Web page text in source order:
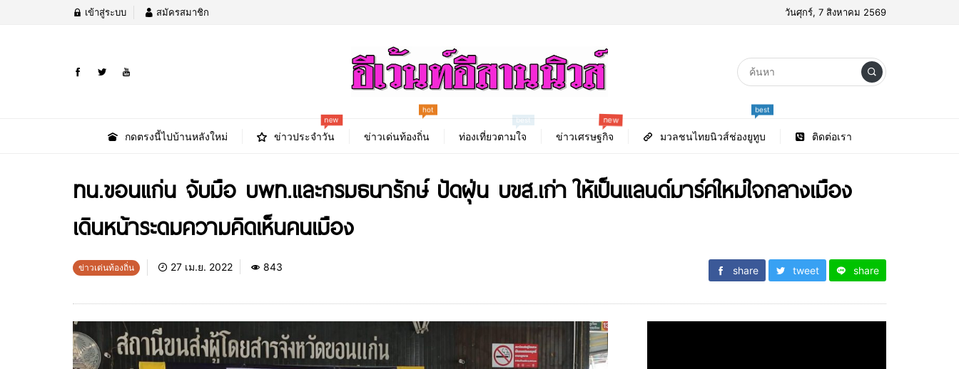
เข้าสู่ระบบ สมัครสมาชิก วันศุกร์, 7 สิงหาคม 2569
กดตรงนี้ไปบ้านหลังใหม่ ข่าวประจำวัน
new
ข่าวเด่นท้องถิ่น
hot
ท่องเที่ยวตามใจ
best
ข่าวเศรษฐกิจ
new
มวลชนไทยนิวส์ช่องยูทูบ
best
ติดต่อเรา
ทน.ขอนแก่น จับมือ บพท.และกรมธนารักษ์ ปัดฝุ่น บขส.เก่า ให้เป็นแลนด์มาร์คใหม่ใจกลางเมือง
เดินหน้าระดมความคิดเห็นคนเมือง
ข่าวเด่นท้องถิ่น 27 เม.ย. 2022 843 share tweet share